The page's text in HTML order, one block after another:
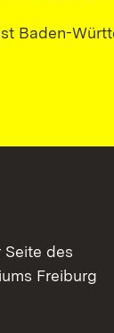
Baden-
Seite des
Freiburg